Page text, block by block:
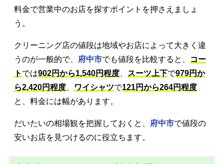
料金で営業中のお店を探すポイントを押さえましょ
う。
クリーニング店の値段は地域やお店によって大きく違
うのが一般的で、
府中市でも値段を比較すると、
コー
ト では902円から1,540円程度 スーツ上下で979円か
ら2,420円程度
ワイシャツで121円から264円程度
と、料金には幅があります。
だいたいの相場観を把握しておくと、 府中市で値段の
安いお店を見つけるのに役立ちます。